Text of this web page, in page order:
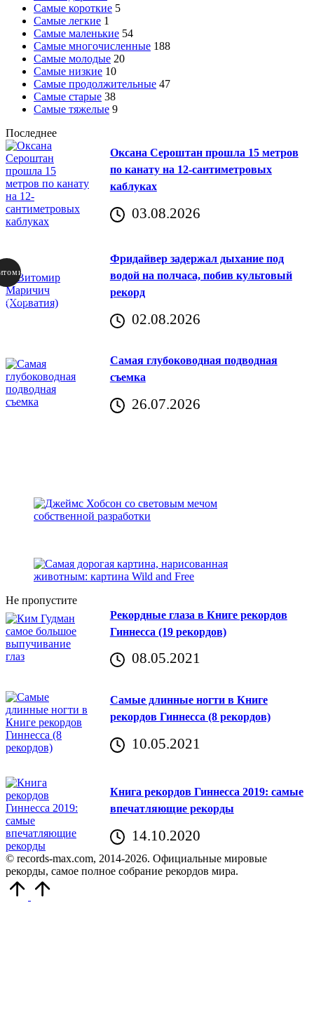
Самые короткие 5
Самые легкие 1
Самые маленькие 54
Самые многочисленные 188
Самые молодые 20
Самые низкие 10
Самые продолжительные 47
Самые старые 38
Самые тяжелые 9
Последнее
Оксана Сероштан прошла 15 метров
по канату на 12-сантиметровых
каблуках
03.08.2026
Фридайвер задержал дыхание под
водой на полчаса, побив культовый
рекорд
02.08.2026
Самая глубоководная подводная
съемка
26.07.2026
Не пропустите
Рекордные глаза в Книге рекордов
Гиннесса (19 рекордов)
08.05.2021
Самые длинные ногти в Книге
рекордов Гиннесса (8 рекордов)
10.05.2021
Книга рекордов Гиннесса 2019: самые
впечатляющие рекорды
14.10.2020
© records-max.com, 2014-2026. Официальные мировые
рекорды, самое полное собрание рекордов мира.